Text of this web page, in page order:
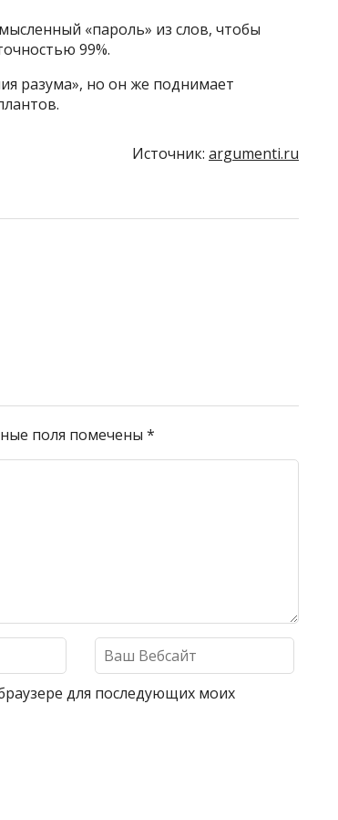
«пароль» из слов, чтобы
99%.
разума», но он же поднимает
Источник: argumenti.ru
поля помечены *
для последующих моих